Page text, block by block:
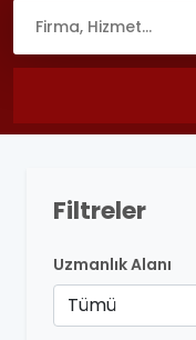
Filtreler
Uzmanlık Alanı
Tümü